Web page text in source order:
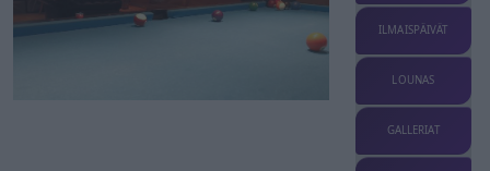
ILMAISPÄIVÄT
LOUNAS
GALLERIAT